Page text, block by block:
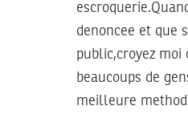
denoncee et que
public,croyez
beaucoups de
meilleure